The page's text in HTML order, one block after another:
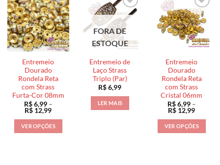
variantes.
As
opções
podem
ser
na
página
do
produto
várias
variantes.
As
opções
podem
escolhidas
na
página
do
produto
Entremeio
Dourado
Rondela Reta
com Strass
Furta-Cor 08mm
R$6,99 –
R$ 12,99Faixa
preço:
R$ 6,99
através
VER OPÇÕES
FORA DE
ESTOQUE
Entremeio de
Laço Strass
Triplo (Par)
R$6,99
LER MAIS
Entremeio
Dourado
Rondela Reta
com Strass
Cristal 06mm
R$6,99 –
R$ 12,99Faixa
preço:
R$ 6,99
através
VER OPÇÕES